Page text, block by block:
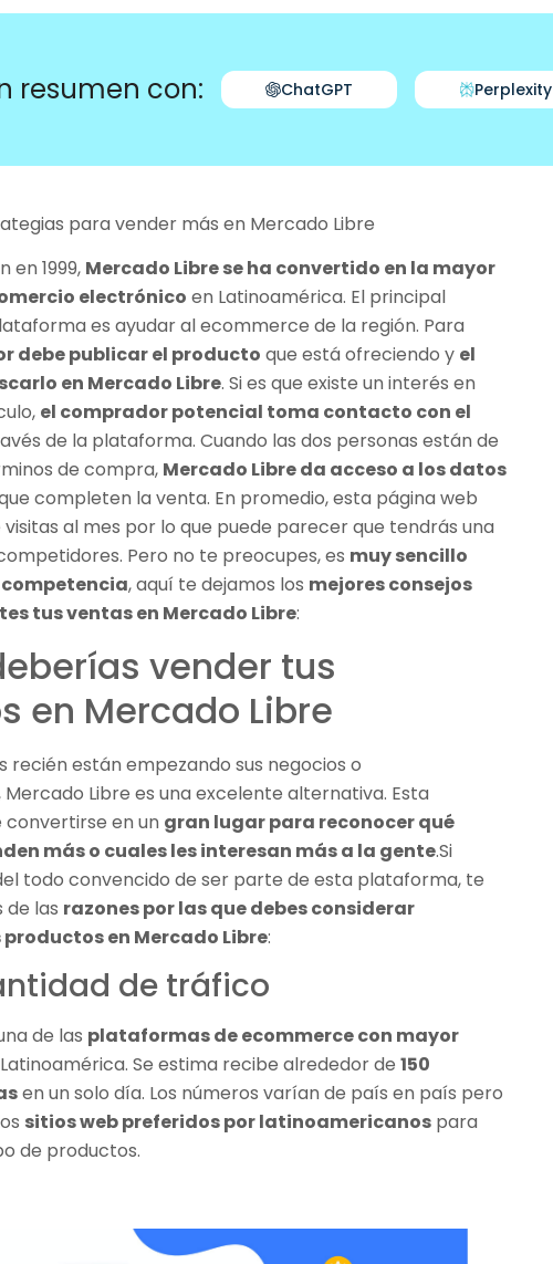
resumen con: ChatGPT Perplexity
para vender más en Mercado Libre
en 1999, Mercado Libre se ha convertido en la mayor
electrónico en Latinoamérica. El principal
es ayudar al ecommerce de la región. Para
debe publicar el producto que está ofreciendo y el
en Mercado Libre. Si es que existe un interés en
el comprador potencial toma contacto con el
de la plataforma. Cuando las dos personas están de
de compra, Mercado Libre da acceso a los datos
completen la venta. En promedio, esta página web
al mes por lo que puede parecer que tendrás una
Pero no te preocupes, es muy sencillo
, aquí te dejamos los mejores consejos
tus ventas en Mercado Libre:
vender tus
en Mercado Libre
recién están empezando sus negocios o
Libre es una excelente alternativa. Esta
en un gran lugar para reconocer qué
más o cuales les interesan más a la gente.Si
todo convencido de ser parte de esta plataforma, te
de las razones por las que debes considerar
en Mercado Libre:
de tráfico
de las plataformas de ecommerce con mayor
Se estima recibe alrededor de150
en un solo día. Los números varían de país en país pero
sitios web preferidos por latinoamericanos para
de productos.